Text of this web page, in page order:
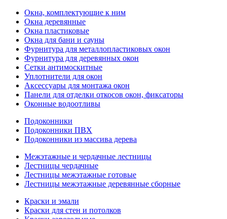
Окна, комплектующие к ним
Окна деревянные
Окна пластиковые
Окна для бани и сауны
Фурнитура для металлопластиковых окон
Фурнитура для деревянных окон
Сетки антимоскитные
Уплотнители для окон
Аксессуары для монтажа окон
Панели для отделки откосов окон, фиксаторы
Оконные водоотливы
Подоконники
Подоконники ПВХ
Подоконники из массива дерева
Межэтажные и чердачные лестницы
Лестницы чердачные
Лестницы межэтажные готовые
Лестницы межэтажные деревянные сборные
Краски и эмали
Краски для стен и потолков